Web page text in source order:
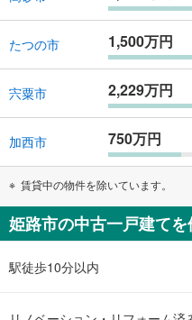
たつの市 1,500万円
宍粟市 2,229万円
加西市 750万円
賃貸中の物件を除いています。
姫路市の中古一戸建て
駅徒歩10分以内